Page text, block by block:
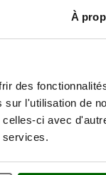
À
des
l'utilisation de
ci avec
services.
volumineux sur des
le poids et en
la stabilité de la
où les
et offre une